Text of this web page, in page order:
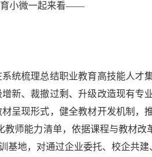
育小微一起来看——
梳理总结职业教育高技能人才
新、裁撤过剩、升级改造现有
呈现形式，健全教材开发机制
师能力清单，依据课程与教材
基地，对通过企业委托、校企共